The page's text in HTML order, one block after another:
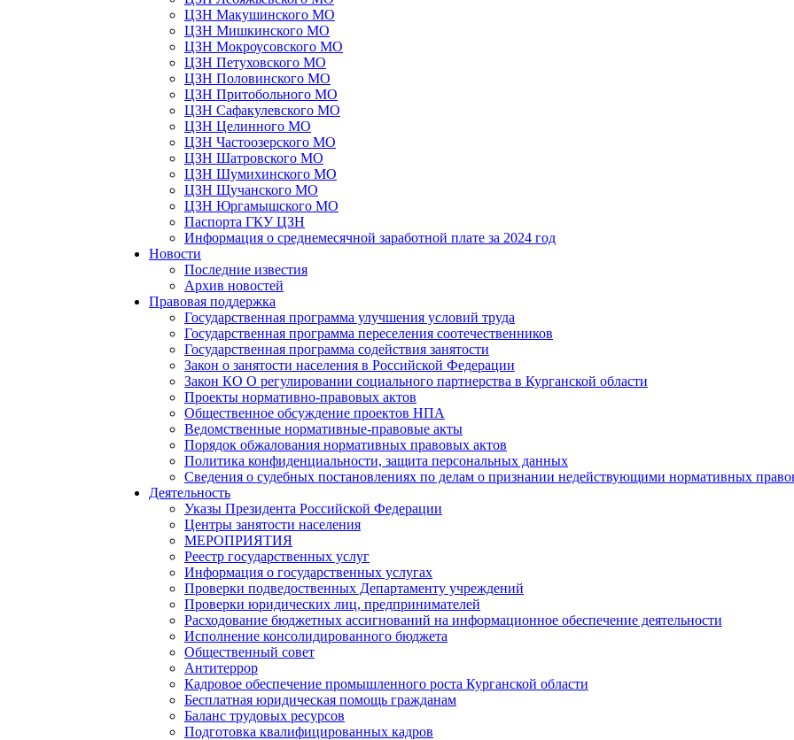
ЦЗН Макушинского МО
ЦЗН Мишкинского МО
ЦЗН Мокроусовского МО
ЦЗН Петуховского МО
ЦЗН Половинского МО
ЦЗН Притобольного МО
ЦЗН Сафакулевского МО
ЦЗН Целинного МО
ЦЗН Частоозерского МО
ЦЗН Шатровского МО
ЦЗН Шумихинского МО
ЦЗН Щучанского МО
ЦЗН Юргамышского МО
Паспорта ГКУ ЦЗН
Информация о среднемесячной заработной плате за 2024 год
Новости
Последние известия
Архив новостей
Правовая поддержка
Государственная программа улучшения условий труда
Государственная программа переселения соотечественников
Государственная программа содействия занятости
Закон о занятости населения в Российской Федерации
Закон КО О регулировании социального партнерства в Курганской области
Проекты нормативно-правовых актов
Общественное обсуждение проектов НПА
Ведомственные нормативные-правовые акты
Порядок обжалования нормативных правовых актов
Политика конфиденциальности, защита персональных данных
Сведения о судебных постановлениях по делам о признании недействующими нормативных
Деятельность
Указы Президента Российской Федерации
Центры занятости населения
МЕРОПРИЯТИЯ
Реестр государственных услуг
Информация о государственных услугах
Проверки подведоственных Департаменту учреждений
Проверки юридических лиц, предпринимателей
Расходование бюджетных ассигнований на информационное обеспечение деятельности
Исполнение консолидированного бюджета
Общественный совет
Антитеррор
Кадровое обеспечение промышленного роста Курганской области
Бесплатная юридическая помощь гражданам
Баланс трудовых ресурсов
Подготовка квалифицированных кадров